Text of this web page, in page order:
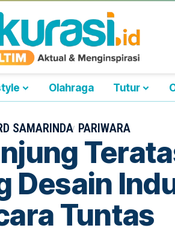
Olahraga Tutur
SAMARINDA PARIWARA
Desain
Tuntas